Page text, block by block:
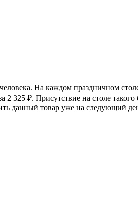
На каждом праздничном
2 325 ₽. Присутствие на столе такого
данный товар уже на следующий